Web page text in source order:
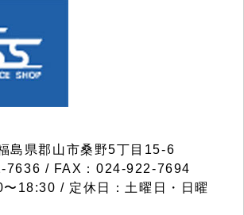
県郡山市桑野5丁目15-6
7636 / FAX：024-922-7694
18:30 / 定休日：土曜日・日曜